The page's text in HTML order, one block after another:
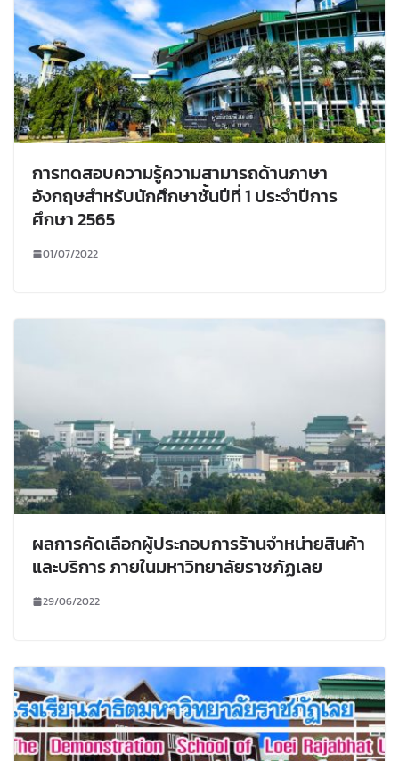
การทดสอบความรู้ความสามารถด้านภาษา
อังกฤษสำหรับนักศึกษาชั้นปีที่ 1 ประจำปีการ
ศึกษา 2565
01/07/2022
ผลการคัดเลือกผู้ประกอบการร้านจำหน่ายสินค้า
และบริการ ภายในมหาวิทยาลัยราชภัฏเลย
29/06/2022